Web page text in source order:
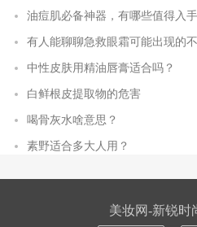
油痘肌必备神器，有哪些值得入手
有人能聊聊急救眼霜可能出现的
中性皮肤用精油唇膏适合吗？
白鲜根皮提取物的危害
喝骨灰水啥意思？
素野适合多大人用？
美妆网-新锐时